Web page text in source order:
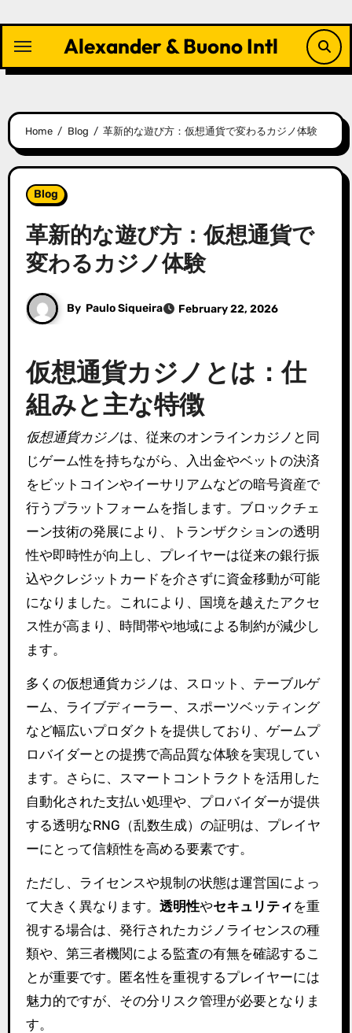
content
Alexander & Buono Intl
Home Blog 革新的な遊び方：仮想通貨で変わるカジノ体験
Blog
革新的な遊び方：仮想通貨で
変わるカジノ体験
By Paulo Siqueira February 22, 2026
仮想通貨カジノとは：仕
組みと主な特徴
仮想通貨カジノは、従来のオンラインカジノと同
じゲーム性を持ちながら、入出金やベットの決済
をビットコインやイーサリアムなどの暗号資産で
行うプラットフォームを指します。ブロックチェ
ーン技術の発展により、トランザクションの透明
性や即時性が向上し、プレイヤーは従来の銀行振
込やクレジットカードを介さずに資金移動が可能
になりました。これにより、国境を越えたアクセ
ス性が高まり、時間帯や地域による制約が減少し
ます。
多くの仮想通貨カジノは、スロット、テーブルゲ
ーム、ライブディーラー、スポーツベッティング
など幅広いプロダクトを提供しており、ゲームプ
ロバイダーとの提携で高品質な体験を実現してい
ます。さらに、スマートコントラクトを活用した
自動化された支払い処理や、プロバイダーが提供
する透明なRNG（乱数生成）の証明は、プレイヤ
ーにとって信頼性を高める要素です。
ただし、ライセンスや規制の状態は運営国によっ
て大きく異なります。 透明性やセキュリティ を重
視する場合は、発行されたカジノライセンスの種
類や、第三者機関による監査の有無を確認するこ
とが重要です。匿名性を重視するプレイヤーには
魅力的ですが、その分リスク管理が必要となりま
す。